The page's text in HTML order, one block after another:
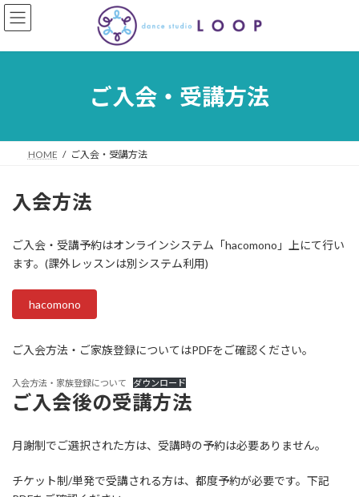
コ
ン
ン
ナ
ビ
ー
ご入会・受講方法
HOME ご入会・受講方法
入会方法
ご入会・受講予約はオンラインシステム「hacomono」上にて行い
ます。(課外レッスンは別システム利用)
hacomono
ご入会方法・ご家族登録についてはPDFをご確認ください。
入会方法・家族登録について ダウンロード
ご入会後の受講方法
月謝制でご選択された方は、受講時の予約は必要ありません。
チケット制/単発で受講される方は、都度予約が必要です。下記